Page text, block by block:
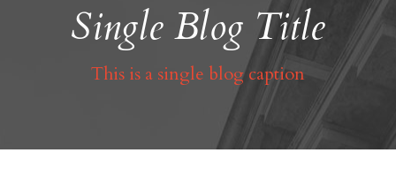
Single Blog Title
This is a single blog caption